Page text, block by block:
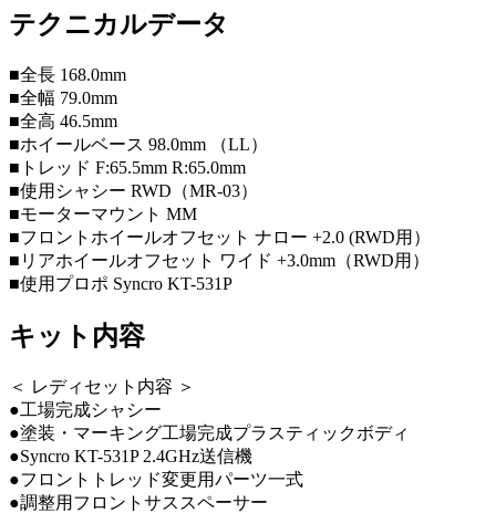
テクニカルデータ
■全長 168.0mm
■全幅 79.0mm
■全高 46.5mm
■ホイールベース 98.0mm （LL）
■トレッド F:65.5mm R:65.0mm
■使用シャシー RWD（MR-03）
■モーターマウント MM
■フロントホイールオフセット ナロー +2.0 (RWD用）
■リアホイールオフセット ワイド +3.0mm（RWD用）
■使用プロポ Syncro KT-531P
キット内容
＜ レディセット内容 ＞
●工場完成シャシー
●塗装・マーキング工場完成プラスティックボディ
●Syncro KT-531P 2.4GHz送信機
●フロントトレッド変更用パーツ一式
●調整用フロントサススペーサー